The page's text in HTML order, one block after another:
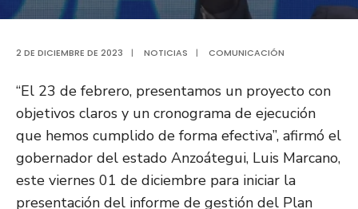
2 DE DICIEMBRE DE 2023 | NOTICIAS | COMUNICACIÓN
“El 23 de febrero, presentamos un proyecto con
objetivos claros y un cronograma de ejecución
que hemos cumplido de forma efectiva”, afirmó el
gobernador del estado Anzoátegui, Luis Marcano,
este viernes 01 de diciembre para iniciar la
presentación del informe de gestión del Plan